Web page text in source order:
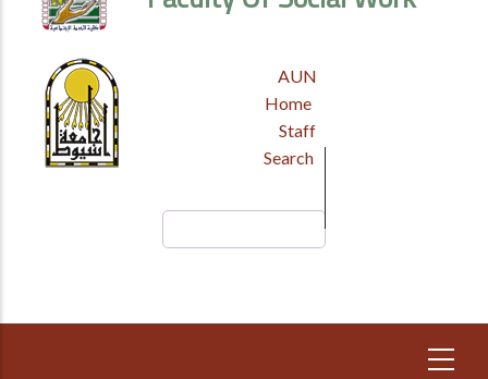
HEADER
MENU
AUN
Home
Staff
Search